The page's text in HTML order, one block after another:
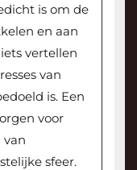
is om de
en aan
vertellen
van
is. Een
voor
sfeer.